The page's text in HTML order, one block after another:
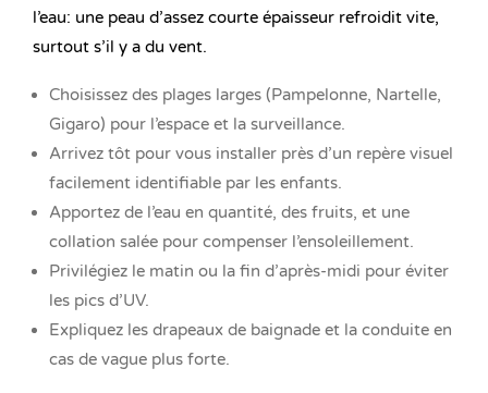
l’eau: une peau d’assez courte épaisseur refroidit vite,
surtout s’il y a du vent.
Choisissez des plages larges (Pampelonne, Nartelle,
Gigaro) pour l’espace et la surveillance.
Arrivez tôt pour vous installer près d’un repère visuel
facilement identifiable par les enfants.
Apportez de l’eau en quantité, des fruits, et une
collation salée pour compenser l’ensoleillement.
Privilégiez le matin ou la fin d’après-midi pour éviter
les pics d’UV.
Expliquez les drapeaux de baignade et la conduite en
cas de vague plus forte.